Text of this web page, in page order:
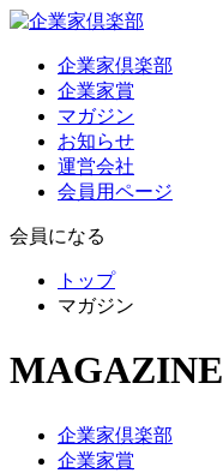
企業家倶楽部
企業家賞
マガジン
お知らせ
運営会社
会員用ページ
会員になる
トップ
マガジン
MAGAZINE
企業家倶楽部
企業家賞